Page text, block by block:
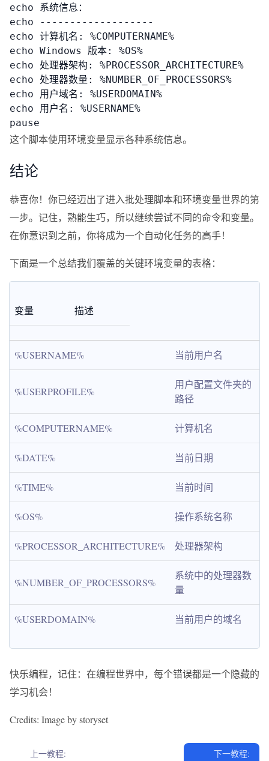
echo 系统信息：
echo -------------------
echo 计算机名: %COMPUTERNAME%
echo Windows 版本: %OS%
echo 处理器架构: %PROCESSOR_ARCHITECTURE%
echo 处理器数量: %NUMBER_OF_PROCESSORS%
echo 用户域名: %USERDOMAIN%
echo 用户名: %USERNAME%
pause
这个脚本使用环境变量显示各种系统信息。
结论
恭喜你！你已经迈出了进入批处理脚本和环境变量世界的第
一步。记住，熟能生巧，所以继续尝试不同的命令和变量。
在你意识到之前，你将成为一个自动化任务的高手！
下面是一个总结我们覆盖的关键环境变量的表格：
变量 描述
%USERNAME% 当前用户名
%USERPROFILE%
用户配置文件夹的
路径
%COMPUTERNAME% 计算机名
%DATE% 当前日期
%TIME% 当前时间
%OS% 操作系统名称
%PROCESSOR_ARCHITECTURE% 处理器架构
%NUMBER_OF_PROCESSORS%
系统中的处理器数
量
%USERDOMAIN% 当前用户的域名
快乐编程，记住：在编程世界中，每个错误都是一个隐藏的
学习机会！
Credits: Image by storyset
上一教程: 下一教程: